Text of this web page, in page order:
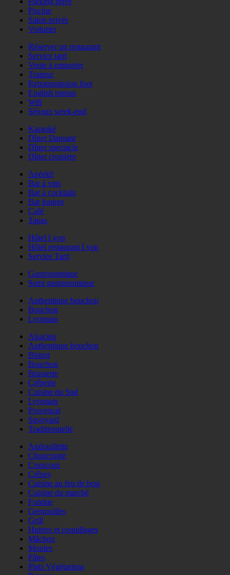
Piscine
Salon privés
Voiturier
Réserver un restaurant
Service tard
Vente à emporter
Traiteur
Retransmission foot
English menus
Wifi
Séjours week-end
Karaoké
Dîner Dansant
Dîner spectacle
Dîner croisière
Apéritif
Bar à vins
Bar à cocktails
Bar lounge
Café
Tapas
Hôtel Lyon
Hôtel restaurant Lyon
Service Tard
Gastronomique
Semi gastronomique
Authentique bouchon
Bouchon
Lyonnais
Alsacien
Authentique bouchon
Bistrot
Bouchon
Brasserie
Crêperie
Cuisine du Sud
Lyonnais
Provençal
Savoyard
Traditionnelle
Andouillette
Choucroute
Couscous
Crêpes
Cuisine au feu de bois
Cuisine du marché
Fondue
Grenouilles
Grill
Huitres et coquillages
Mâchon
Moules
Pâtes
Plats Végétariens